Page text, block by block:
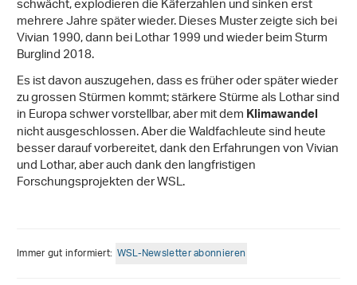
mehrere Jahre später wieder. Dieses Muster zeigte sich bei
Vivian 1990, dann bei Lothar 1999 und wieder beim Sturm
Burglind 2018.
Es ist davon auszugehen, dass es früher oder später wieder
zu grossen Stürmen kommt; stärkere Stürme als Lothar sind
in Europa schwer vorstellbar, aber mit demKlimawandel
nicht ausgeschlossen. Aber die Waldfachleute sind heute
besser darauf vorbereitet, dank den Erfahrungen von Vivian
und Lothar, aber auch dank den langfristigen
Forschungsprojekten der WSL.
Immer gut informiert: WSL-Newsletter abonnieren